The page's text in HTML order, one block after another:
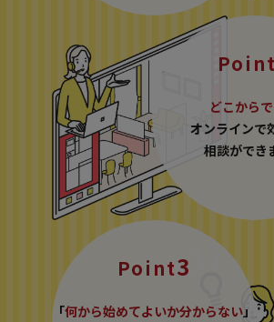
Point
どこからで
オンラインで
相談ができ
Point3
「何から始めてよいか分からない」